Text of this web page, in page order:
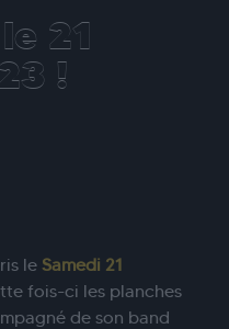
21
!
le Samedi 21
fois-ci les planches
de son band